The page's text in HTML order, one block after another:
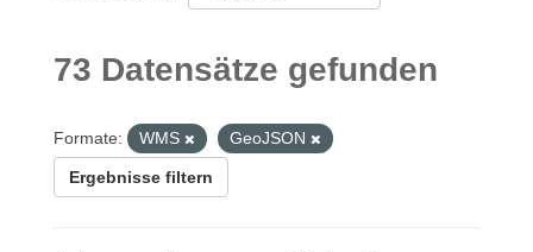
73 Datensätze gefunden
Formate: WMS GeoJSON
Ergebnisse filtern